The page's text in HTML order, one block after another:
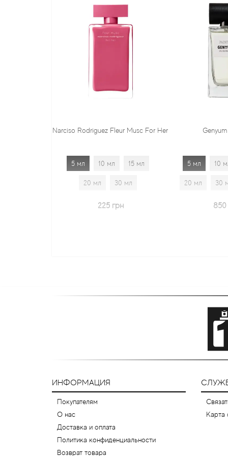
Rodriguez Fleur Musc For Her
15 мл
Genyum Painter
5 мл 15 мл
20 мл 1.7 мл
ИНФОРМАЦИЯ
Покупателям
О нас
Доставка и оплата
Политика конфиденциальности
Возврат товара
Карта